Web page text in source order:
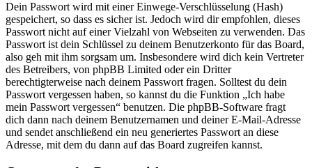
Dein Passwort wird mit einer Einwege-Verschlüsselung (Hash)
gespeichert, so dass es sicher ist. Jedoch wird dir empfohlen, dieses
Passwort nicht auf einer Vielzahl von Webseiten zu verwenden. Das
Passwort ist dein Schlüssel zu deinem Benutzerkonto für das Board,
also geh mit ihm sorgsam um. Insbesondere wird dich kein Vertreter
des Betreibers, von phpBB Limited oder ein Dritter
berechtigterweise nach deinem Passwort fragen. Solltest du dein
Passwort vergessen haben, so kannst du die Funktion „Ich habe
mein Passwort vergessen“ benutzen. Die phpBB-Software fragt
dich dann nach deinem Benutzernamen und deiner E-Mail-Adresse
und sendet anschließend ein neu generiertes Passwort an diese
Adresse, mit dem du dann auf das Board zugreifen kannst.